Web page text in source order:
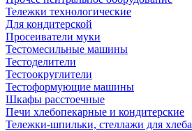
Тележки технологические
Для кондитерской
Просеиватели муки
Тестомесильные машины
Тестоделители
Тестоокруглители
Тестоформующие машины
Шкафы расстоечные
Печи хлебопекарные и кондитерские
Тележки-шпильки, стеллажи для хлеба